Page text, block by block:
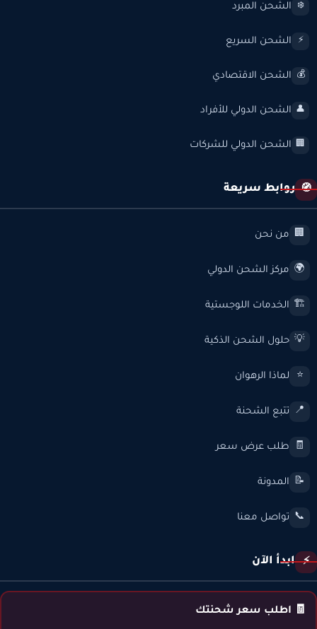
❄️ الشحن المبرد
⚡ الشحن السريع
💰 الشحن الاقتصادي
👤 الشحن الدولي للأفراد
🏢 الشحن الدولي للشركات
🧭 روابط سريعة
🏢 من نحن
🌍 مركز الشحن الدولي
🏗️ الخدمات اللوجستية
💡 حلول الشحن الذكية
⭐ لماذا الرهوان
📍 تتبع الشحنة
🧾 طلب عرض سعر
📝 المدونة
📞 تواصل معنا
⚡ ابدأ الآن
🧾 اطلب سعر شحنتك